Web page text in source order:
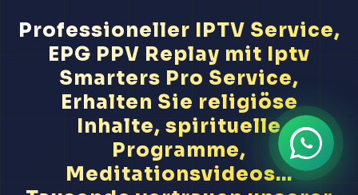
Professioneller IPTV Service,
EPG PPV Replay mit Iptv
Smarters Pro Service,
Erhalten Sie religiöse
Inhalte, spirituelle
Programme,
Meditationsvideos...